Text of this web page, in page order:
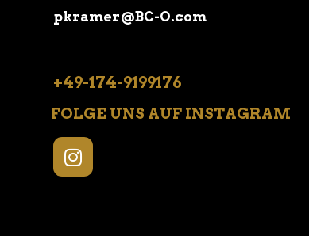
pkramer@BC-O.com
+49-174-9199176
FOLGE UNS AUF INSTAGRAM